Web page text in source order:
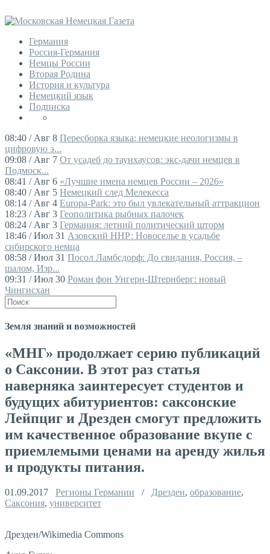
Германия
Россия-Германия
Немцы России
Вторая Родина
История и культура
Немецкий язык
Подписка
08:40 / Авг 8 Пересборка языка: немецкие неологизмы в
цифровую э...
09:08 / Авг 7 От усадеб до таунхаусов: экс-дачи немцев в
Подмоск...
08:41 / Авг 6 «Лучшие имена немцев России – 2026»
08:40 / Авг 5 Немецкий след Мелекесса
08:14 / Авг 4 Europa-Park: это был увлекательный аттракцион
18:23 / Авг 3 Геополитика рыбных палочек
08:24 / Авг 3 Германия: летний политический шторм
18:46 / Июл 31 Азовский ННР: Новоселье в усадьбе
сибирского немца
08:58 / Июл 31 Посол Ламбсдорф: До свидания, Россия, –
шалом, Изр...
09:31 / Июл 30 Роман фон Унгерн-Штернберг: новый
Чингисхан
Земля знаний и возможностей
«МНГ» продолжает серию публикаций
о Саксонии. В этот раз статья
наверняка заинтересует студентов и
будущих абитуриентов: саксонские
Лейпциг и Дрезден смогут предложить
им качественное образование вкупе с
приемлемыми ценами на аренду жилья
и продукты питания.
01.09.2017 Регионы Германии / Дрезден, образование,
Саксония, университет
Дрезден/Wikimedia Commons